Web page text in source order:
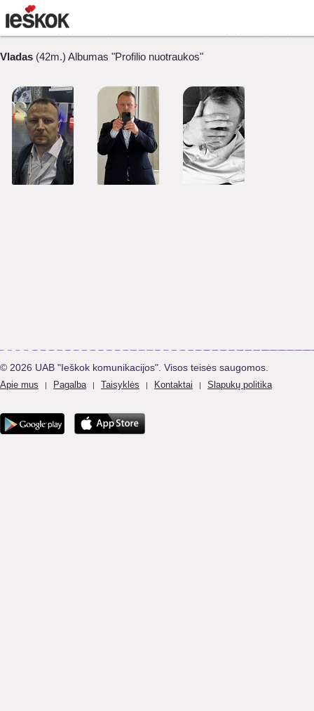
Vladas (42m.) Albumas "Profilio nuotraukos"
© 2026 UAB "Ieškok komunikacijos". Visos teisės saugomos.
Apie mus | Pagalba | Taisyklės | Kontaktai | Slapukų politika